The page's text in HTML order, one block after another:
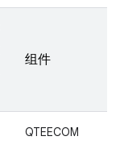
组件
QTEECOM